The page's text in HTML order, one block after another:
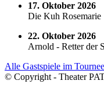
17. Oktober 2026
Die Kuh Rosemarie
22. Oktober 2026
Arnold - Retter der
Alle Gastspiele im
© Copyright - Theater